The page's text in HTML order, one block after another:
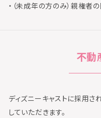
・（未成年の方のみ）親権者
不動
ディズニーキャストに採用さ
していただきます。